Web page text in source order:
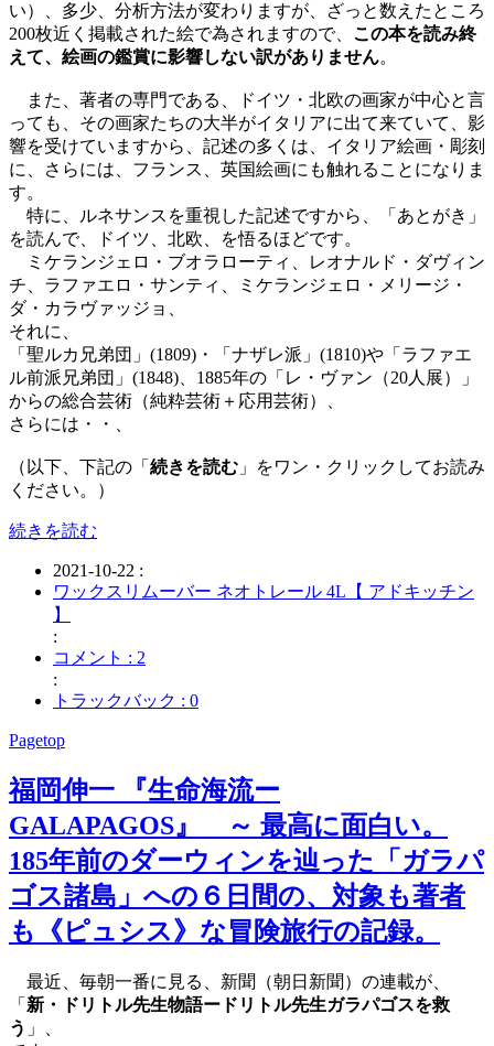
い）、多少、分析方法が変わりますが、ざっと数えたところ
200枚近く掲載された絵で為されますので、 この本を読み終
えて、絵画の鑑賞に影響しない訳がありません。
また、著者の専門である、ドイツ・北欧の画家が中心と言
っても、その画家たちの大半がイタリアに出て来ていて、影
響を受けていますから、記述の多くは、イタリア絵画・彫刻
に、さらには、フランス、英国絵画にも触れることになりま
す。
特に、ルネサンスを重視した記述ですから、「あとがき」
を読んで、ドイツ、北欧、を悟るほどです。
ミケランジェロ・ブオラローティ、レオナルド・ダヴィン
チ、ラファエロ・サンティ、ミケランジェロ・メリージ・
ダ・カラヴァッジョ、
それに、
「聖ルカ兄弟団」(1809)・「ナザレ派」(1810)や「ラファエ
ル前派兄弟団」(1848)、1885年の「レ・ヴァン（20人展）」
からの総合芸術（純粋芸術＋応用芸術）、
さらには・・、
（以下、下記の「 続きを読む 」をワン・クリックしてお読み
ください。）
続きを読む
2021-10-22 :
ワックスリムーバー ネオトレール 4L【 アドキッチン
】
:
コメント : 2
:
トラックバック : 0
Pagetop
福岡伸一 『生命海流ー
GALAPAGOS』 ～ 最高に面白い。
185年前のダーウィンを辿った「ガラパ
ゴス諸島」への６日間の、対象も著者
も《ピュシス》な冒険旅行の記録。
最近、毎朝一番に見る、新聞（朝日新聞）の連載が、
「 新・ドリトル先生物語ードリトル先生ガラパゴスを救
う 」、